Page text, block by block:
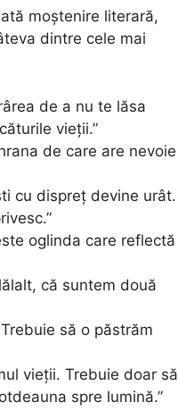
moștenire literară,
dintre cele mai
de a nu te lăsa
vieții.”
de care are nevoie
cu dispreț devine urât.
oglinda care reflectă
că suntem două
să o păstrăm
vieții. Trebuie doar să
spre lumină.”